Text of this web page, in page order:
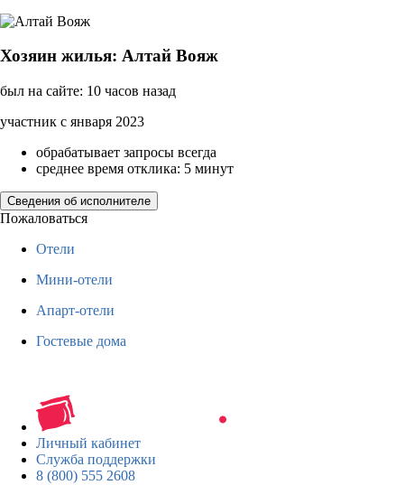
Хозяин жилья: Алтай Вояж
был на сайте: 10 часов назад
участник с января 2023
обрабатывает запросы всегда
среднее время отклика: 5 минут
Сведения об исполнителе
Пожаловаться
Отели
Мини-отели
Апарт-отели
Гостевые дома
Личный кабинет
Служба поддержки
8 (800) 555 2608